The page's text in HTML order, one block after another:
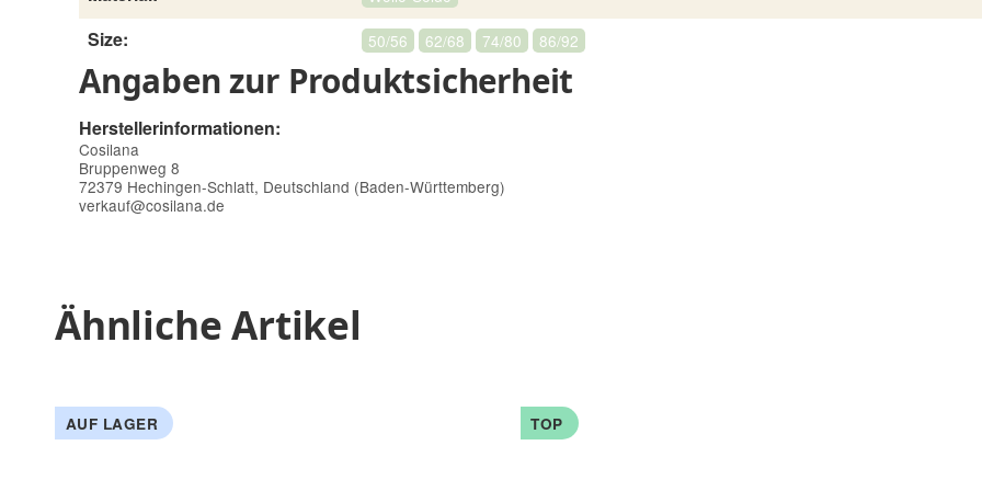
Size: 50/56 62/68 74/80 86/92
Angaben zur Produktsicherheit
Herstellerinformationen:
Cosilana
Bruppenweg 8
72379 Hechingen-Schlatt, Deutschland (Baden-Württemberg)
verkauf@cosilana.de
Ähnliche Artikel
AUF LAGER TOP